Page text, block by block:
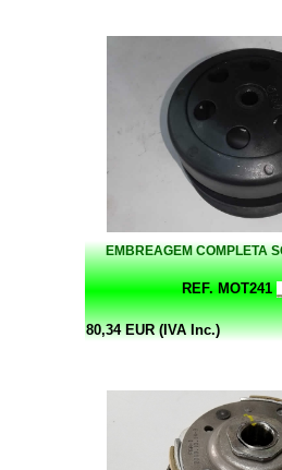
EMBREAGEM COMPLETA
REF. MOT241
80,34 EUR (IVA Inc.)